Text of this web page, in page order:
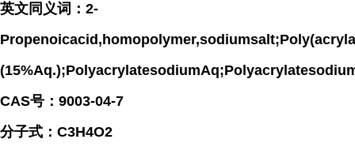
英文同义词：2-
CAS号：9003-04-7
分子式：C3H4O2